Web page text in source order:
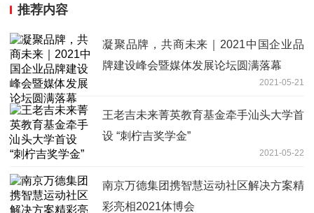
推荐内容
凝聚品牌，共商未来｜2021中国企业品
牌建设峰会暨媒体发展论坛圆满落幕
2021-05-21
王老吉未来菁英教育基金牵手汕头大学首
设 “刺柠吉奖学金”
2021-05-22
南京万德集团携智慧运动社区解决方案精
彩亮相2021体博会